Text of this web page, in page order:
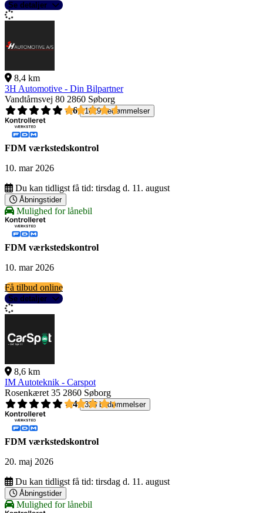
Se detaljer
8,4 km
3H Automotive - Din Bilpartner
Vandtårnsvej 80 2860 Søborg
4,6
1619 bedømmelser
FDM værkstedskontrol
10. mar 2026
Du kan tidligst få tid: tirsdag d. 11. august
Åbningstider
Mulighed for lånebil
FDM værkstedskontrol
10. mar 2026
Få tilbud online
Se detaljer
8,6 km
IM Autoteknik - Carspot
Rosenkæret 35 2860 Søborg
4,4
326 bedømmelser
FDM værkstedskontrol
20. maj 2026
Du kan tidligst få tid: tirsdag d. 11. august
Åbningstider
Mulighed for lånebil